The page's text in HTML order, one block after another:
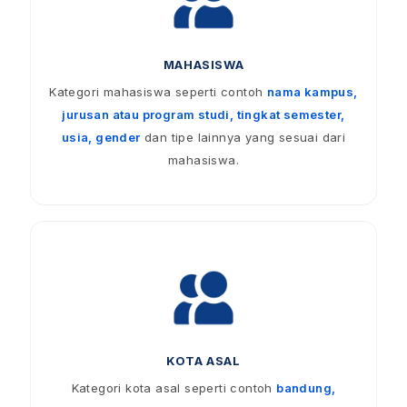
MAHASISWA
Kategori mahasiswa seperti contoh nama kampus,
jurusan atau program studi, tingkat semester,
usia, gender dan tipe lainnya yang sesuai dari
mahasiswa.
KOTA ASAL
Kategori kota asal seperti contoh bandung,